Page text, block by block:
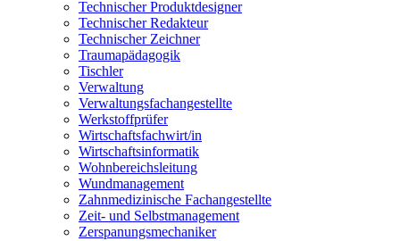
Technischer Produktdesigner
Technischer Redakteur
Technischer Zeichner
Traumapädagogik
Tischler
Verwaltung
Verwaltungsfachangestellte
Werkstoffprüfer
Wirtschaftsfachwirt/in
Wirtschaftsinformatik
Wohnbereichsleitung
Wundmanagement
Zahnmedizinische Fachangestellte
Zeit- und Selbstmanagement
Zerspanungsmechaniker